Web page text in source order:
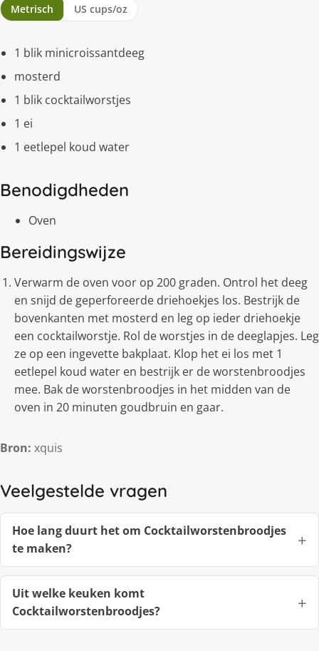
Metrisch US cups/oz
1 blik minicroissantdeeg
mosterd
1 blik cocktailworstjes
1 ei
1 eetlepel koud water
Benodigdheden
Oven
Bereidingswijze
Verwarm de oven voor op 200 graden. Ontrol het deeg
en snijd de geperforeerde driehoekjes los. Bestrijk de
bovenkanten met mosterd en leg op ieder driehoekje
een cocktailworstje. Rol de worstjes in de deeglapjes. Leg
ze op een ingevette bakplaat. Klop het ei los met 1
eetlepel koud water en bestrijk er de worstenbroodjes
mee. Bak de worstenbroodjes in het midden van de
oven in 20 minuten goudbruin en gaar.
Bron: xquis
Veelgestelde vragen
Hoe lang duurt het om Cocktailworstenbroodjes
te maken?
Uit welke keuken komt
Cocktailworstenbroodjes?